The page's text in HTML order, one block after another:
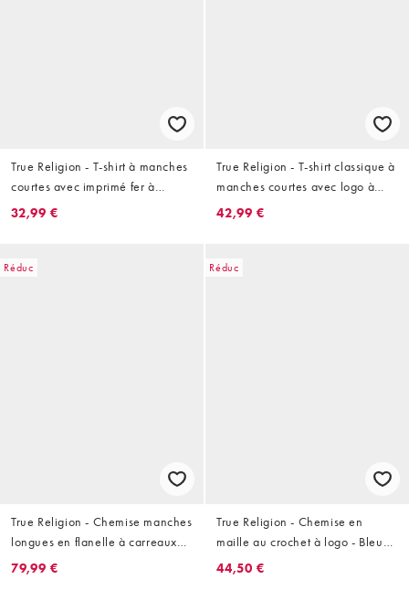
True Religion - T-shirt à manches
courtes avec imprimé fer à
cheval et motif au dos - Blanc
32,99 €
True Religion - T-shirt classique à
manches courtes avec logo à
strass - Noir
42,99 €
Réduc
True Religion - Chemise manches
longues en flanelle à carreaux
effet usé délavé
79,99 €
Réduc
True Religion - Chemise en
maille au crochet à logo - Bleu
nuit
44,50 €